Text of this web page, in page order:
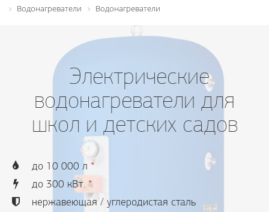
Водонагреватели
Водонагреватели
Электрические
водонагреватели для
школ и детских садов
до 10 000 л *
до 300 кВт. *
нержавеющая / углеродистая сталь